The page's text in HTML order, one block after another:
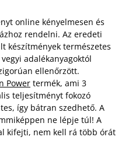
online kényelmesen és
rendelni. Az eredeti
készítmények természetes
adalékanyagoktól
ellenőrzött.
Power termék, ami 3
teljesítményt fokozó
így bátran szedhető. A
ne lépje túl! A
kifejti, nem kell rá több órát